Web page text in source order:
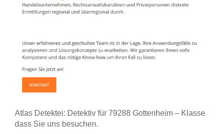
Atlas Detektei: Detektiv für 79288 Gottenheim – Klasse
dass Sie uns besuchen.